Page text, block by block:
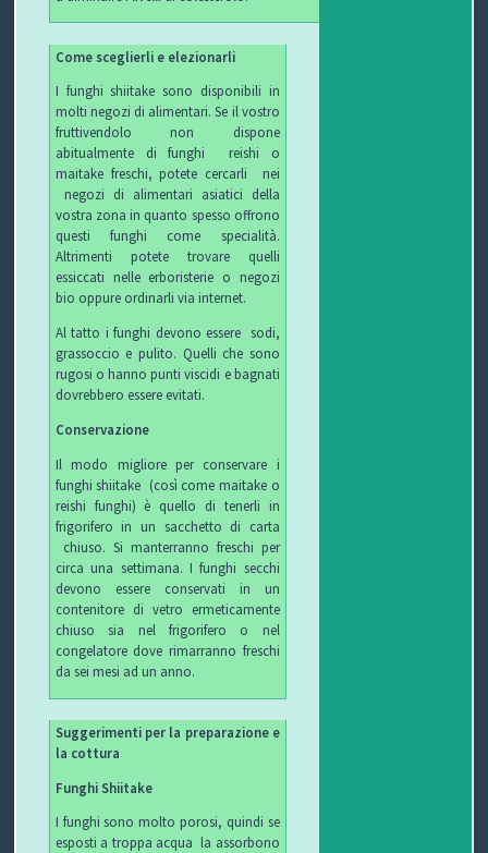
Come sceglierli e elezionarli
I funghi shiitake sono disponibili in
molti negozi di alimentari. Se il vostro
fruttivendolo non dispone
abitualmente di funghi reishi o
maitake freschi, potete cercarli nei
negozi di alimentari asiatici della
vostra zona in quanto spesso offrono
questi funghi come specialità.
Altrimenti potete trovare quelli
essiccati nelle erboristerie o negozi
bio oppure ordinarli via internet.
Al tatto i funghi devono essere sodi,
grassoccio e pulito. Quelli che sono
rugosi o hanno punti viscidi e bagnati
dovrebbero essere evitati.
Conservazione
Il modo migliore per conservare i
funghi shiitake (così come maitake o
reishi funghi) è quello di tenerli in
frigorifero in un sacchetto di carta
chiuso. Si manterranno freschi per
circa una settimana. I funghi secchi
devono essere conservati in un
contenitore di vetro ermeticamente
chiuso sia nel frigorifero o nel
congelatore dove rimarranno freschi
da sei mesi ad un anno.
Suggerimenti per la preparazione e
la cottura
Funghi Shiitake
I funghi sono molto porosi, quindi se
esposti a troppa acqua la assorbono